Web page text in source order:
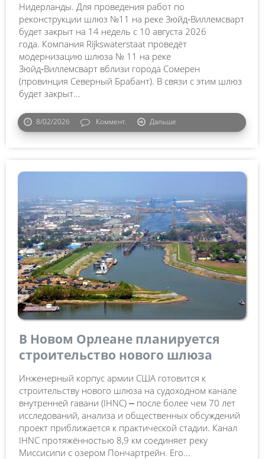
Нидерланды. Для проведения работ по
реконструкции шлюз №11 на реке Зюйд‑Виллемсварт
будет закрыт на 14 недель с 10 августа 2026
года. Компания Rijkswaterstaat проведёт
модернизацию шлюза № 11 на реке
Зюйд‑Виллемсварт вблизи города Сомерен
(провинция Северный Брабант). В связи с этим шлюз
будет закрыт...
8/02/2026 Коммент. Дальше
В Новом Орлеане планируется
строительство нового шлюза
Инженерный корпус армии США готовится к
строительству нового шлюза на судоходном канале
внутренней гавани (IHNC) ⎼ после более чем 70 лет
исследований, анализа и общественных обсуждений
проект приближается к практической стадии. Канал
IHNC протяжённостью 8,9 км соединяет реку
Миссисипи с озером Пончартрейн. Его...